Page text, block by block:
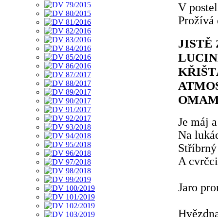
V
Prožívá
JISTĚ
Je máj
Na
A
Jaro